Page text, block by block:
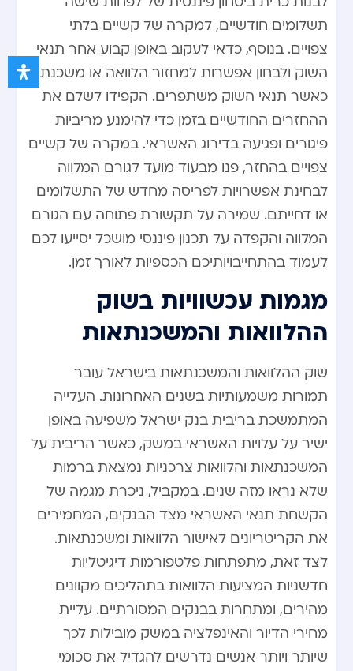
תשלומים חודשיים, למקרה של קשיים בלתי
צפויים. בנוסף, כדאי לעקוב באופן קבוע אחר תנאי
השוק ולבחון אפשרות למחזור הלוואה או משכנתא
כאשר תנאי השוק משתפרים. הקפידו לשלם את
ההחזרים החודשיים בזמן כדי להימנע מריביות
פיגורים ופגיעה בדירוג האשראי. במקרה של קשיים
צפויים בהחזר, פנו מבעוד מועד לגורם המלווה
לבחינת אפשרויות לפריסה מחדש של התשלומים
או דחייתם. שמירה על תקשורת פתוחה עם הגורם
המלווה והקפדה על תכנון פיננסי מושכל יסייעו לכם
לעמוד בהתחייבויותיכם הכספיות לאורך זמן.
מגמות עכשוויות בשוק
ההלוואות והמשכנתאות
שוק ההלוואות והמשכנתאות בישראל עובר
תמורות משמעותיות בשנים האחרונות. העלייה
המתמשכת בריבית בנק ישראל משפיעה באופן
ישיר על עלויות האשראי במשק, כאשר הריבית על
המשכנתאות והלוואות צרכניות נמצאת ברמות
שלא נראו מזה שנים. במקביל, ניכרת מגמה של
הקשחת תנאי האשראי מצד הבנקים, המחמירים
את הקריטריונים לאישור הלוואות ומשכנתאות.
לצד זאת, מתפתחות פלטפורמות דיגיטליות
חדשניות המציעות הלוואות בתהליכים מקוונים
מהירים, ומתחרות בבנקים המסורתיים. עליית
מחירי הדיור והאינפלציה במשק מובילות לכך
שיותר ויותר אנשים נדרשים להגדיל את סכומי